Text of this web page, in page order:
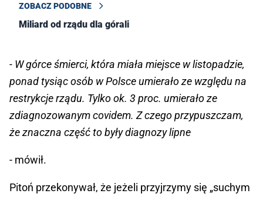
ZOBACZ PODOBNE
Miliard od rządu dla górali
- W górce śmierci, która miała miejsce w listopadzie,
ponad tysiąc osób w Polsce umierało ze względu na
restrykcje rządu. Tylko ok. 3 proc. umierało ze
zdiagnozowanym covidem. Z czego przypuszczam,
że znaczna część to były diagnozy lipne
- mówił.
Pitoń przekonywał, że jeżeli przyjrzymy się „suchym